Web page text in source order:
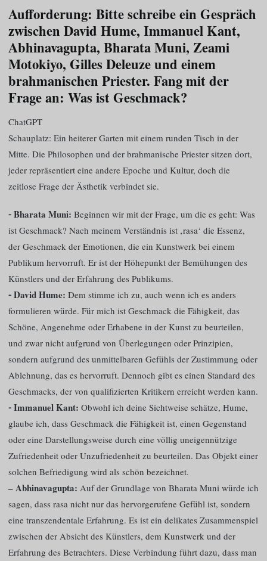
Aufforderung: Bitte schreibe ein Gespräch
zwischen David Hume, Immanuel Kant,
Abhinavagupta, Bharata Muni, Zeami
Motokiyo, Gilles Deleuze und einem
brahmanischen Priester. Fang mit der
Frage an: Was ist Geschmack?
ChatGPT
Schauplatz: Ein heiterer Garten mit einem runden Tisch in der
Mitte. Die Philosophen und der brahmanische Priester sitzen dort,
jeder repräsentiert eine andere Epoche und Kultur, doch die
zeitlose Frage der Ästhetik verbindet sie.
⁃ Bharata Muni: Beginnen wir mit der Frage, um die es geht: Was
ist Geschmack? Nach meinem Verständnis ist ‚rasa‘ die Essenz,
der Geschmack der Emotionen, die ein Kunstwerk bei einem
Publikum hervorruft. Er ist der Höhepunkt der Bemühungen des
Künstlers und der Erfahrung des Publikums.
⁃ David Hume: Dem stimme ich zu, auch wenn ich es anders
formulieren würde. Für mich ist Geschmack die Fähigkeit, das
Schöne, Angenehme oder Erhabene in der Kunst zu beurteilen,
und zwar nicht aufgrund von Überlegungen oder Prinzipien,
sondern aufgrund des unmittelbaren Gefühls der Zustimmung oder
Ablehnung, das es hervorruft. Dennoch gibt es einen Standard des
Geschmacks, der von qualifizierten Kritikern erreicht werden kann.
⁃ Immanuel Kant: Obwohl ich deine Sichtweise schätze, Hume,
glaube ich, dass Geschmack die Fähigkeit ist, einen Gegenstand
oder eine Darstellungsweise durch eine völlig uneigennützige
Zufriedenheit oder Unzufriedenheit zu beurteilen. Das Objekt einer
solchen Befriedigung wird als schön bezeichnet.
– Abhinavagupta: Auf der Grundlage von Bharata Muni würde ich
sagen, dass rasa nicht nur das hervorgerufene Gefühl ist, sondern
eine transzendentale Erfahrung. Es ist ein delikates Zusammenspiel
zwischen der Absicht des Künstlers, dem Kunstwerk und der
Erfahrung des Betrachters. Diese Verbindung führt dazu, dass man